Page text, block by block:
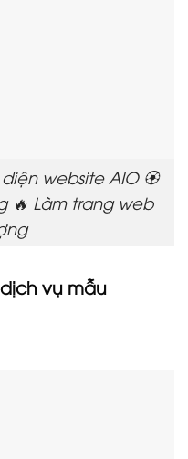
website AIO 🏵️
🔥 Làm trang web
vụ mẫu